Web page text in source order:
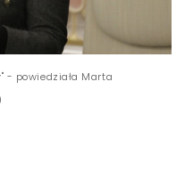
- powiedziała Marta